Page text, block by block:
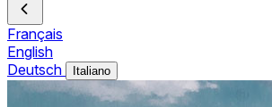
Français
English
Deutsch
Italiano